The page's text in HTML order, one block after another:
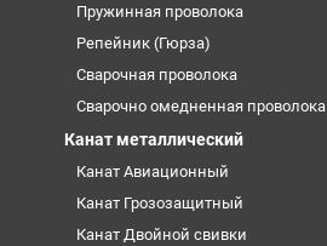
Пружинная проволока
Репейник (Гюрза)
Сварочная проволока
Сварочно омедненная проволока
Канат металлический
Канат Авиационный
Канат Грозозащитный
Канат Двойной свивки